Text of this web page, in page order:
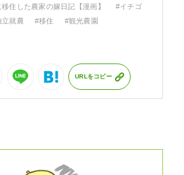
住した農家の嫁日記【漫画】
#イチゴ
立就農 #移住 #観光農園
URLをコピー